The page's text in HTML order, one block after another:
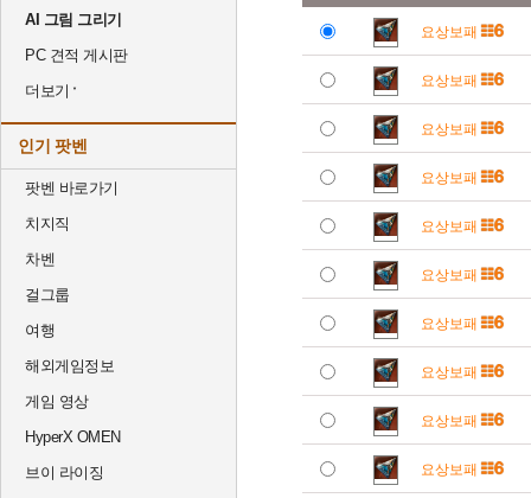
AI 그림 그리기
PC 견적 게시판
더보기
인기 팟벤
팟벤 바로가기
치지직
차벤
걸그룹
여행
해외게임정보
게임 영상
HyperX OMEN
브이 라이징
요상보패
요상보패
요상보패
요상보패
요상보패
요상보패
요상보패
요상보패
요상보패
요상보패